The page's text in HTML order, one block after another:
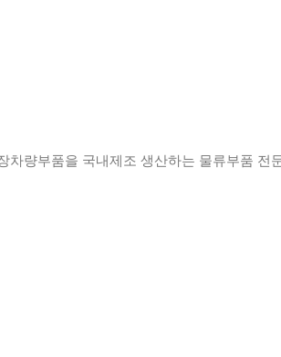
량부품을 국내제조 생산하는 물류부품 전